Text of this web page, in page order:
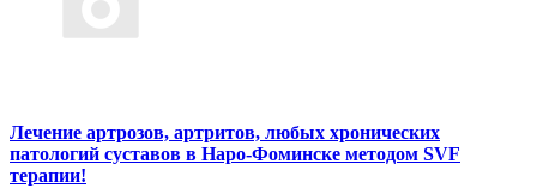
Лечение артрозов, артритов, любых хронических
патологий суставов в Наро-Фоминске методом SVF
терапии!